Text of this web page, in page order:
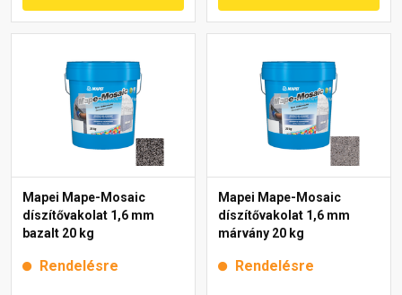
Mapei Mape-Mosaic
díszítővakolat 1,6 mm
bazalt 20 kg
Rendelésre
Mapei Mape-Mosaic
díszítővakolat 1,6 mm
márvány 20 kg
Rendelésre